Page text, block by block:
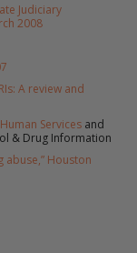
Judiciary
2008
A review and
Services and
& Drug Information
abuse,” Houston